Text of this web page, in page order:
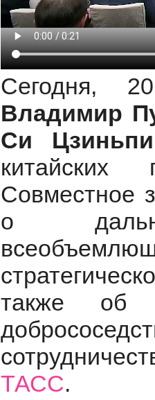
Сегодня,
Владимир
Си
китайских
Совместное
о
также об
ТАСС.